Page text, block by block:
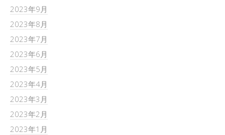
2023年9月
2023年8月
2023年7月
2023年6月
2023年5月
2023年4月
2023年3月
2023年2月
2023年1月